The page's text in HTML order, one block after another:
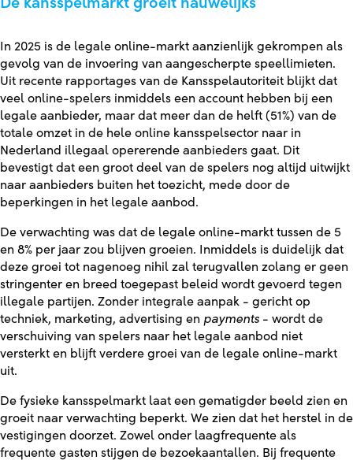
In 2025 is de legale online-markt aanzienlijk gekrompen als
gevolg van de invoering van aangescherpte speellimieten.
Uit recente rapportages van de Kansspelautoriteit blijkt dat
veel online-spelers inmiddels een account hebben bij een
legale aanbieder, maar dat meer dan de helft (51%) van de
totale omzet in de hele online kansspelsector naar in
Nederland illegaal opererende aanbieders gaat. Dit
bevestigt dat een groot deel van de spelers nog altijd uitwijkt
naar aanbieders buiten het toezicht, mede door de
beperkingen in het legale aanbod.
De verwachting was dat de legale online-markt tussen de 5
en 8% per jaar zou blijven groeien. Inmiddels is duidelijk dat
deze groei tot nagenoeg nihil zal terugvallen zolang er geen
stringenter en breed toegepast beleid wordt gevoerd tegen
illegale partijen. Zonder integrale aanpak - gericht op
techniek, marketing, advertising en payments - wordt de
verschuiving van spelers naar het legale aanbod niet
versterkt en blijft verdere groei van de legale online-markt
uit.
De fysieke kansspelmarkt laat een gematigder beeld zien en
groeit naar verwachting beperkt. We zien dat het herstel in de
vestigingen doorzet. Zowel onder laagfrequente als
frequente gasten stijgen de bezoekaantallen. Bij frequente